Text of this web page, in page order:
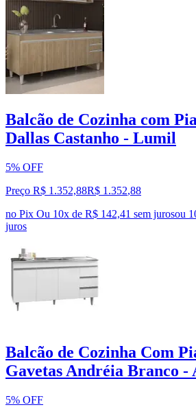
Balcão de Cozinha com
Dallas Castanho - Lumil
5% OFF
Preço R$ 1.352,88R$ 1.352,88
no Pix Ou 10x de R$ 142,41 sem jurosou
juros
Balcão de Cozinha Com
Gavetas Andréia Branco -
5% OFF